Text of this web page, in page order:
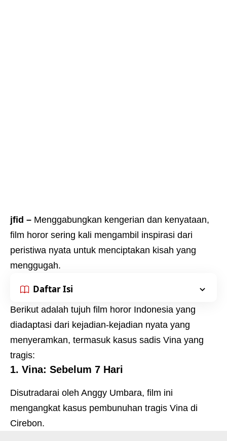
jfid – Menggabungkan kengerian dan kenyataan,
film horor sering kali mengambil inspirasi dari
peristiwa nyata untuk menciptakan kisah yang
menggugah.
Daftar Isi
Berikut adalah tujuh film horor Indonesia yang
diadaptasi dari kejadian-kejadian nyata yang
menyeramkan, termasuk kasus sadis Vina yang
tragis:
1. Vina: Sebelum 7 Hari
Disutradarai oleh Anggy Umbara, film ini
mengangkat kasus pembunuhan tragis Vina di
Cirebon.